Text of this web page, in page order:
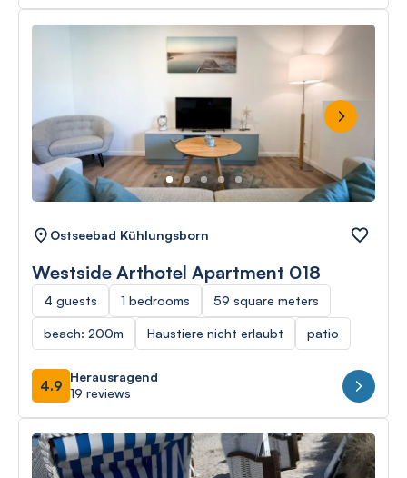
Next
Ostseebad Kühlungsborn
Westside Arthotel Apartment 018
4 guests 1 bedrooms 59 square meters
beach: 200m Haustiere nicht erlaubt patio
4.9
Herausragend
19 reviews